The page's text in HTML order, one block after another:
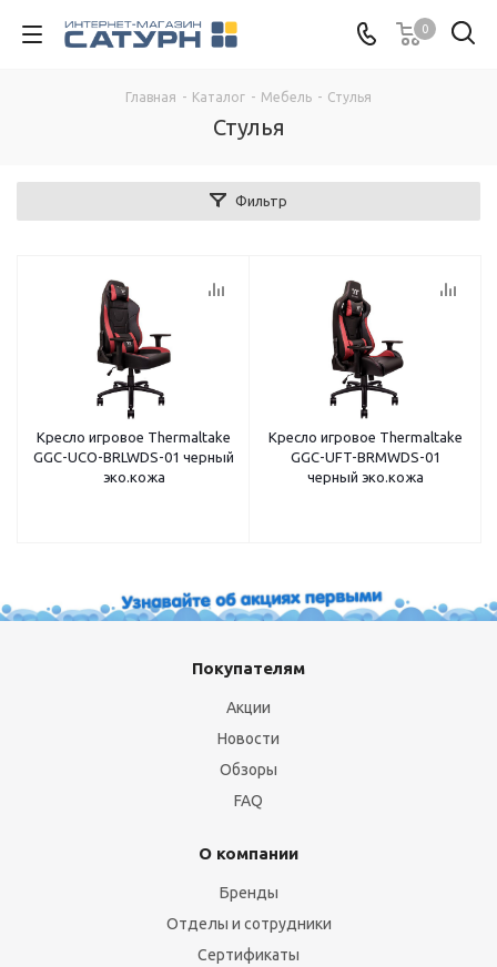
0
Главная - Каталог - Мебель - Стулья
Стулья
Фильтр
Кресло игровое Thermaltake
GGC-UCO-BRLWDS-01 черный
эко.кожа
Кресло игровое Thermaltake
GGC-UFT-BRMWDS-01
черный эко.кожа
Покупателям
Акции
Новости
Обзоры
FAQ
О компании
Бренды
Отделы и сотрудники
Сертификаты